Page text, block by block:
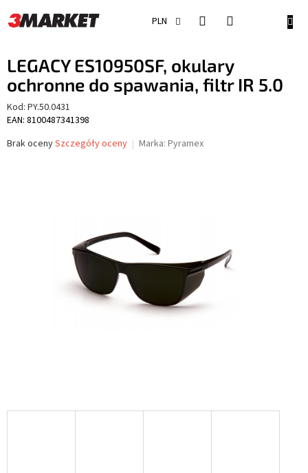
do
treści
PLN
LEGACY ES10950SF, okulary
ochronne do spawania, filtr IR 5.0
Kod: PY.50.0431
EAN: 8100487341398
Średnia
Brak ocenySzczegóły oceny Marka: Pyramex